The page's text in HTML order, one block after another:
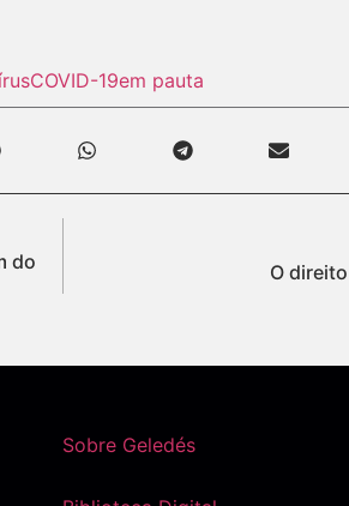
COVID-19em pauta
do
O
Sobre Geledés